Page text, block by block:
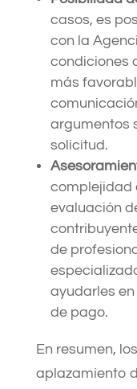
casos, es
con la
condiciones
más
argumentos
solicitud.
complejidad
evaluación
de
ayudarles
de pago.
En resumen,
aplazamiento